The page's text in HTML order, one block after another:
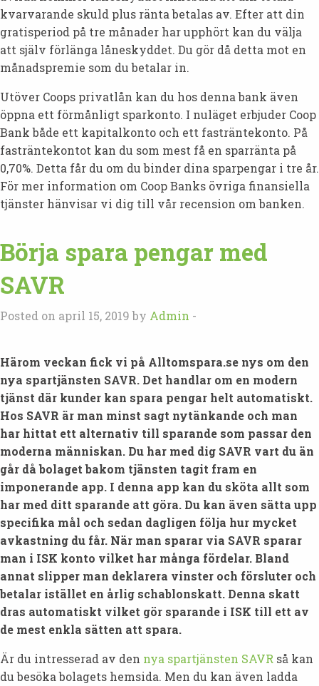
kvarvarande skuld plus ränta betalas av. Efter att din
gratisperiod på tre månader har upphört kan du välja
att själv förlänga låneskyddet. Du gör då detta mot en
månadspremie som du betalar in.
Utöver Coops privatlån kan du hos denna bank även
öppna ett förmånligt sparkonto. I nuläget erbjuder Coop
Bank både ett kapitalkonto och ett fasträntekonto. På
fasträntekontot kan du som mest få en sparränta på
0,70%. Detta får du om du binder dina sparpengar i tre år.
För mer information om Coop Banks övriga finansiella
tjänster hänvisar vi dig till vår recension om banken.
Börja spara pengar med
SAVR
Posted on april 15, 2019 by Admin -
Härom veckan fick vi på Alltomspara.se nys om den
nya spartjänsten SAVR. Det handlar om en modern
tjänst där kunder kan spara pengar helt automatiskt.
Hos SAVR är man minst sagt nytänkande och man
har hittat ett alternativ till sparande som passar den
moderna människan. Du har med dig SAVR vart du än
går då bolaget bakom tjänsten tagit fram en
imponerande app. I denna app kan du sköta allt som
har med ditt sparande att göra. Du kan även sätta upp
specifika mål och sedan dagligen följa hur mycket
avkastning du får. När man sparar via SAVR sparar
man i ISK konto vilket har många fördelar. Bland
annat slipper man deklarera vinster och försluter och
betalar istället en årlig schablonskatt. Denna skatt
dras automatiskt vilket gör sparande i ISK till ett av
de mest enkla sätten att spara.
Är du intresserad av den nya spartjänsten SAVR så kan
du besöka bolagets hemsida. Men du kan även ladda